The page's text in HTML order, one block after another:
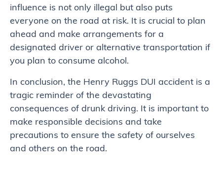
influence is not only illegal but also puts
everyone on the road at risk. It is crucial to plan
ahead and make arrangements for a
designated driver or alternative transportation if
you plan to consume alcohol.
In conclusion, the Henry Ruggs DUI accident is a
tragic reminder of the devastating
consequences of drunk driving. It is important to
make responsible decisions and take
precautions to ensure the safety of ourselves
and others on the road.